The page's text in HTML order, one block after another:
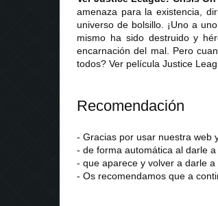
amenaza para la existencia,
universo de bolsillo. ¡Uno a
mismo ha sido destruido y
encarnación del mal. Pero
todos? Ver película Justice
Recomendación
- Gracias por usar nuestra web
- de forma automática al darle
- que aparece y volver a darle a
- Os recomendamos que a